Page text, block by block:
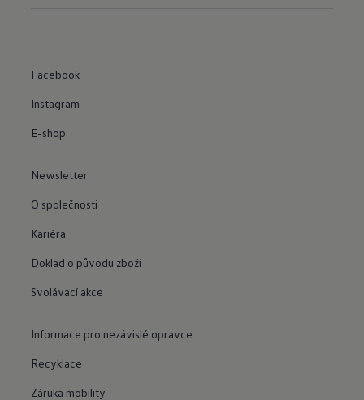
Facebook
Instagram
E-shop
Newsletter
O společnosti
Kariéra
Doklad o původu zboží
Svolávací akce
Informace pro nezávislé opravce
Recyklace
Záruka mobility